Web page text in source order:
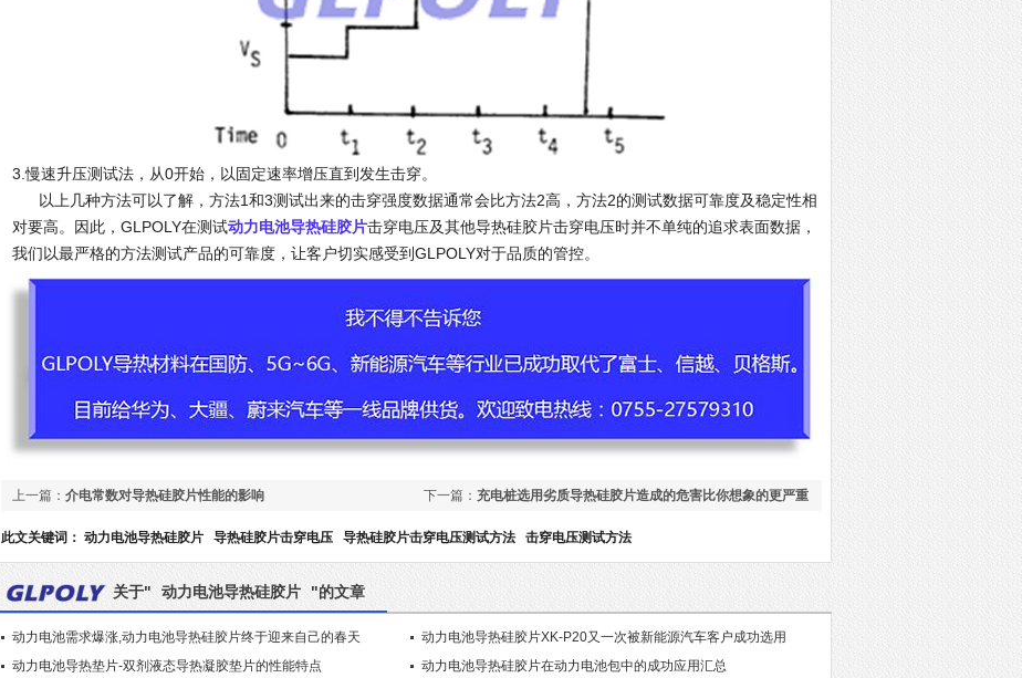
3.慢速升压测试法，从0开始，以固定速率增压直到发生击穿。
以上几种方法可以了解，方法1和3测试出来的击穿强度数据通常会比方法2高，方法2的测试数据可靠度及稳定性相
对要高。因此，GLPOLY在测试动力电池导热硅胶片击穿电压及其他导热硅胶片击穿电压时并不单纯的追求表面数据，
我们以最严格的方法测试产品的可靠度，让客户切实感受到GLPOLY对于品质的管控。
上一篇： 介电常数对导热硅胶片性能的影响 下一篇： 充电桩选用劣质导热硅胶片造成的危害比你想象的更严重
此文关键词： 动力电池导热硅胶片 导热硅胶片击穿电压 导热硅胶片击穿电压测试方法 击穿电压测试方法
关于" 动力电池导热硅胶片 "的文章
动力电池需求爆涨,动力电池导热硅胶片终于迎来自己的春天
动力电池导热硅胶片XK-P20又一次被新能源汽车客户成功选用
动力电池导热垫片-双剂液态导热凝胶垫片的性能特点
动力电池导热硅胶片在动力电池包中的成功应用汇总